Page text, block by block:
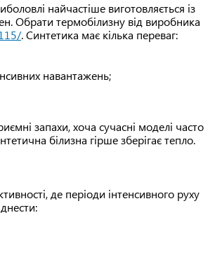
найчастіше виготовляється із
Обрати термобілизну від виробника
. Синтетика має кілька переваг:
навантажень;
запахи, хоча сучасні моделі часто
білизна гірше зберігає тепло.
де періоди інтенсивного руху